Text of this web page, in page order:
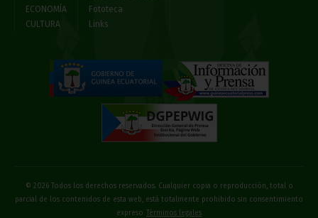
ECONOMÍA
CULTURA
Fototeca
Links
© 2026 Todos los derechos reservados. Cualquier copia o reproducción, total o
parcial de los contenidos de esta web, está totalmente prohibido sin consentimiento
expreso Términos legales